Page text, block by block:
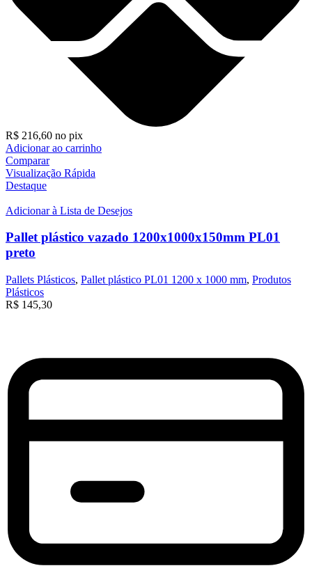
R$ 216,60 no pix
Adicionar ao carrinho
Comparar
Visualização Rápida
Destaque
Adicionar à Lista de Desejos
Pallet plástico vazado 1200x1000x150mm PL01
preto
Pallets Plásticos, Pallet plástico PL01 1200 x 1000 mm, Produtos
Plásticos
R$ 145,30